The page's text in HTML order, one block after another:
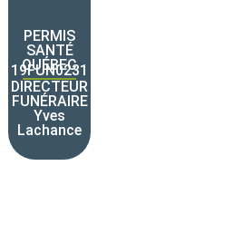
PERMIS
SANTÉ
QUÉBEC
19FUN0231
DIRECTEUR
FUNÉRAIRE
Yves
Lachance